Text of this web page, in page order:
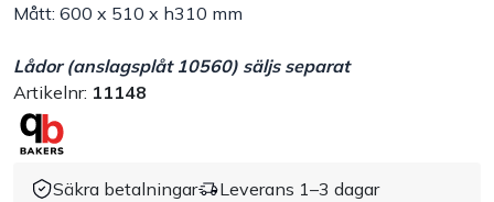
Handla efter bransch
Mått: 600 x 510 x h310 mm
Lådor (anslagsplåt 10560) säljs separat
Artikelnr: 11148
Säkra betalningar
Leverans 1–3 dagar